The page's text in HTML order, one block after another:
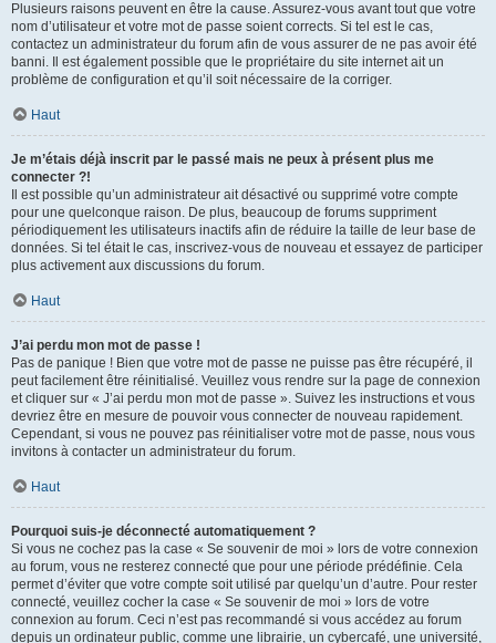
Plusieurs raisons peuvent en être la cause. Assurez-vous avant tout que votre
nom d’utilisateur et votre mot de passe soient corrects. Si tel est le cas,
contactez un administrateur du forum afin de vous assurer de ne pas avoir été
banni. Il est également possible que le propriétaire du site internet ait un
problème de configuration et qu’il soit nécessaire de la corriger.
Haut
Je m’étais déjà inscrit par le passé mais ne peux à présent plus me
connecter ?!
Il est possible qu’un administrateur ait désactivé ou supprimé votre compte
pour une quelconque raison. De plus, beaucoup de forums suppriment
périodiquement les utilisateurs inactifs afin de réduire la taille de leur base de
données. Si tel était le cas, inscrivez-vous de nouveau et essayez de participer
plus activement aux discussions du forum.
Haut
J’ai perdu mon mot de passe !
Pas de panique ! Bien que votre mot de passe ne puisse pas être récupéré, il
peut facilement être réinitialisé. Veuillez vous rendre sur la page de connexion
et cliquer sur « J’ai perdu mon mot de passe ». Suivez les instructions et vous
devriez être en mesure de pouvoir vous connecter de nouveau rapidement.
Cependant, si vous ne pouvez pas réinitialiser votre mot de passe, nous vous
invitons à contacter un administrateur du forum.
Haut
Pourquoi suis-je déconnecté automatiquement ?
Si vous ne cochez pas la case « Se souvenir de moi » lors de votre connexion
au forum, vous ne resterez connecté que pour une période prédéfinie. Cela
permet d’éviter que votre compte soit utilisé par quelqu’un d’autre. Pour rester
connecté, veuillez cocher la case « Se souvenir de moi » lors de votre
connexion au forum. Ceci n’est pas recommandé si vous accédez au forum
depuis un ordinateur public, comme une librairie, un cybercafé, une université,